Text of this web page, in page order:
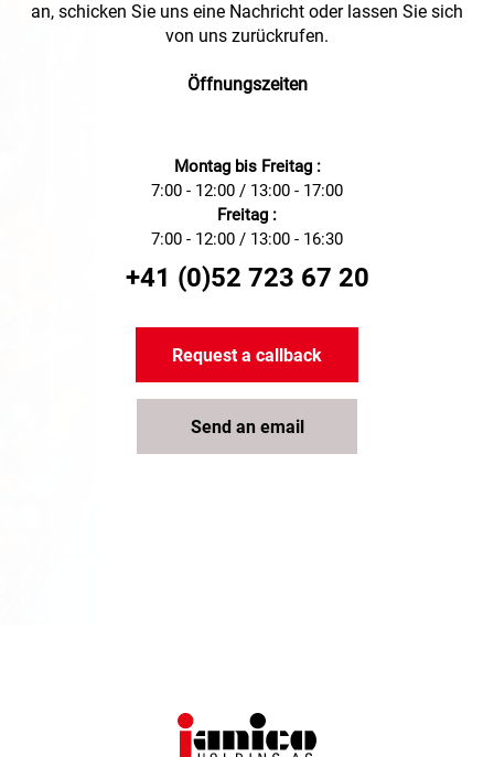
an, schicken Sie uns eine Nachricht oder lassen Sie sich
von uns zurückrufen.
Öffnungszeiten
Montag bis Freitag :
7:00 - 12:00 / 13:00 - 17:00
Freitag :
7:00 - 12:00 / 13:00 - 16:30
+41 (0)52 723 67 20
Request a callback
Send an email